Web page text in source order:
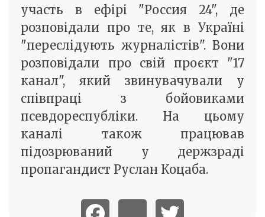
участь в ефірі "Россия 24", де
розповідали про те, як в Україні
"переслідують журналістів". Вони
розповідали про свій проєкт "17
канал", який звинувачували у
співпраці з бойовиками
псевдореспубліки. На цьому
каналі також працював
підозрюваний у держзраді
пропагандист Руслан Коцаба.